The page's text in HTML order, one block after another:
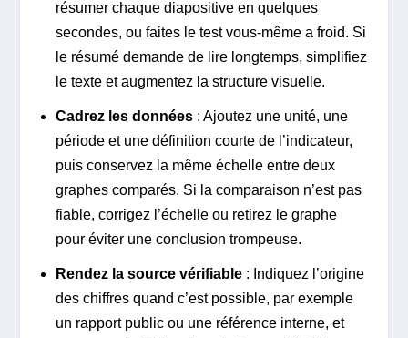
résumer chaque diapositive en quelques
secondes, ou faites le test vous-même a froid. Si
le résumé demande de lire longtemps, simplifiez
le texte et augmentez la structure visuelle.
Cadrez les données: Ajoutez une unité, une
période et une définition courte de l’indicateur,
puis conservez la même échelle entre deux
graphes comparés. Si la comparaison n’est pas
fiable, corrigez l’échelle ou retirez le graphe
pour éviter une conclusion trompeuse.
Rendez la source vérifiable: Indiquez l’origine
des chiffres quand c’est possible, par exemple
un rapport public ou une référence interne, et